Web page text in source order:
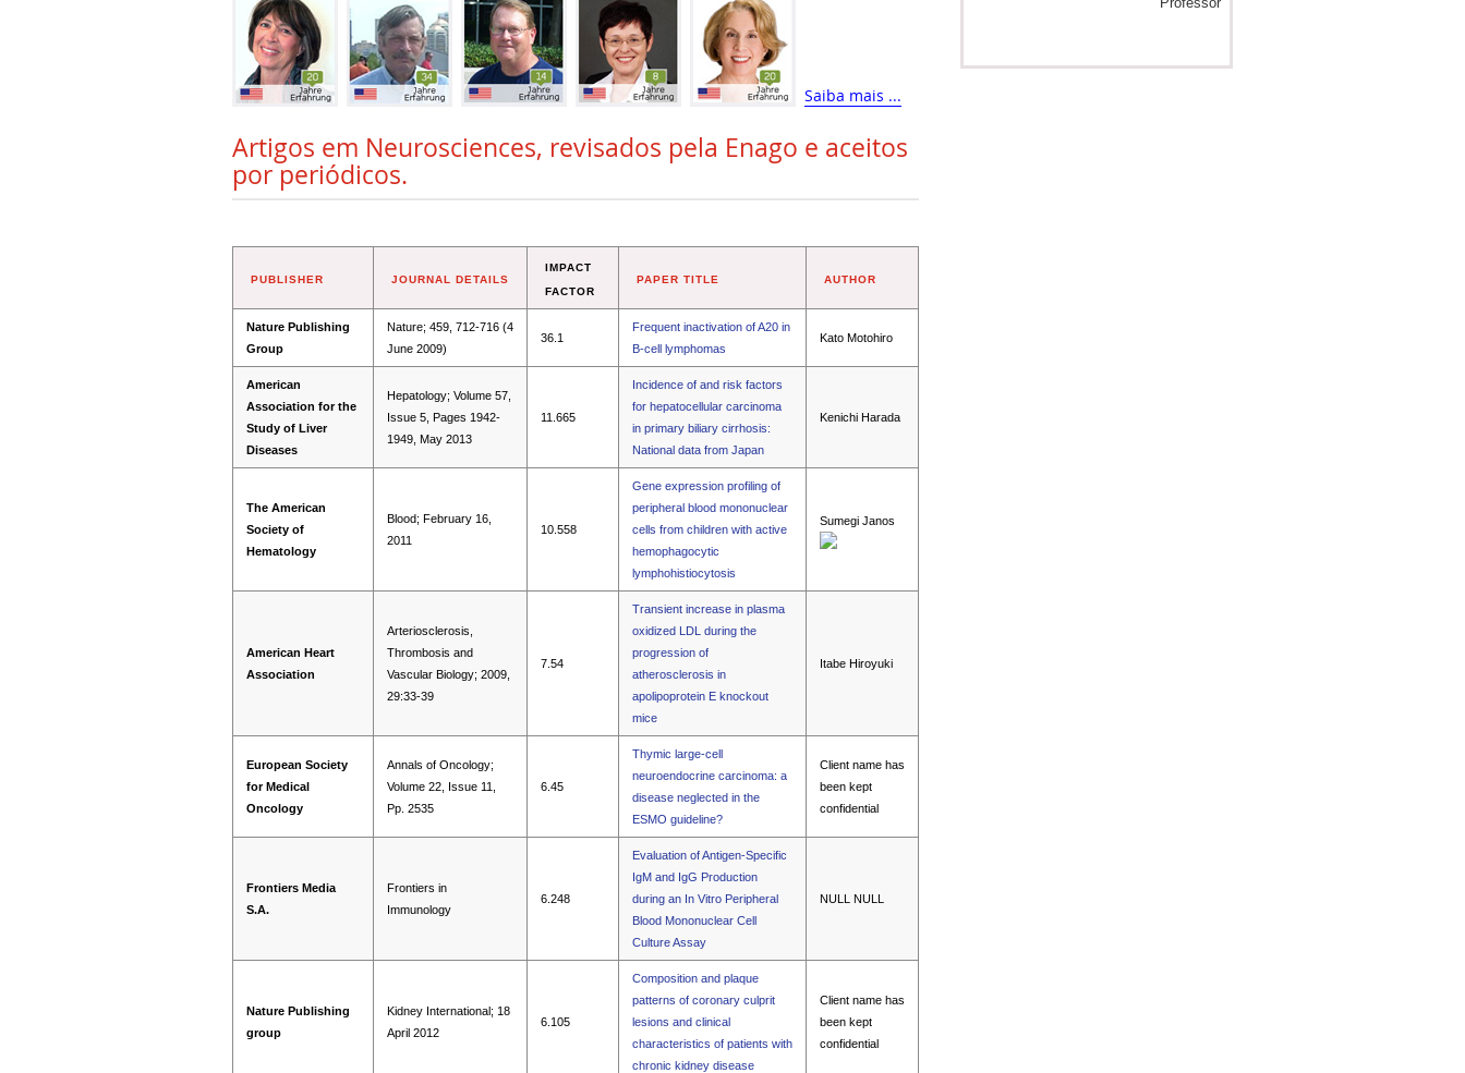
Saiba mais ...
Artigos em Neurosciences, revisados pela Enago e aceitos
por periódicos.
PUBLISHER JOURNAL DETAILS
IMPACT
FACTOR
PAPER TITLE AUTHOR
Nature Publishing
Group
Nature; 459, 712-716 (4
June 2009)
36.1
Frequent inactivation of A20 in
B-cell lymphomas
Kato Motohiro
American
Association for the
Study of Liver
Diseases
Hepatology; Volume 57,
Issue 5, Pages 1942-
1949, May 2013
11.665
Incidence of and risk factors
for hepatocellular carcinoma
in primary biliary cirrhosis:
National data from Japan
Kenichi Harada
The American
Society of
Hematology
Blood; February 16,
2011
10.558
Gene expression profiling of
peripheral blood mononuclear
cells from children with active
hemophagocytic
lymphohistiocytosis
Sumegi Janos
American Heart
Association
Arteriosclerosis,
Thrombosis and
Vascular Biology; 2009,
29:33-39
7.54
Transient increase in plasma
oxidized LDL during the
progression of
atherosclerosis in
apolipoprotein E knockout
mice
Itabe Hiroyuki
European Society
for Medical
Oncology
Annals of Oncology;
Volume 22, Issue 11,
Pp. 2535
6.45
Thymic large-cell
neuroendocrine carcinoma: a
disease neglected in the
ESMO guideline?
Client name has
been kept
confidential
Frontiers Media
S.A.
Frontiers in
Immunology
6.248
Evaluation of Antigen-Specific
IgM and IgG Production
during an In Vitro Peripheral
Blood Mononuclear Cell
Culture Assay
NULL NULL
Nature Publishing
group
Kidney International; 18
April 2012
6.105
Composition and plaque
patterns of coronary culprit
lesions and clinical
characteristics of patients with
chronic kidney disease
Client name has
been kept
confidential